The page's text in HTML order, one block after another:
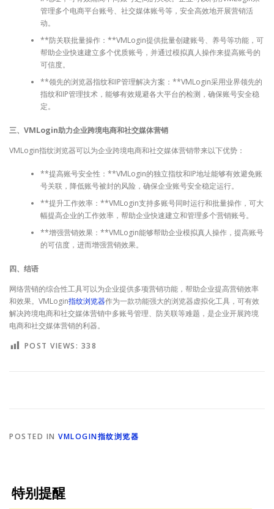
管理多个电商平台账号、社交媒体账号等，安全高效地开展营销活
动。
**防关联批量操作：**VMLogin提供批量创建账号、养号等功能，可
帮助企业快速建立多个优质账号，并通过模拟真人操作来提高账号的
可信度。
**领先的浏览器指纹和IP管理解决方案：**VMLogin采用业界领先的
指纹和IP管理技术，能够有效规避各大平台的检测，确保账号安全稳
定。
三、VMLogin助力企业跨境电商和社交媒体营销
VMLogin指纹浏览器可以为企业跨境电商和社交媒体营销带来以下优势：
**提高账号安全性：**VMLogin的独立指纹和IP地址能够有效避免账
号关联，降低账号被封的风险，确保企业账号安全稳定运行。
**提升工作效率：**VMLogin支持多账号同时运行和批量操作，可大
幅提高企业的工作效率，帮助企业快速建立和管理多个营销账号。
**增强营销效果：**VMLogin能够帮助企业模拟真人操作，提高账号
的可信度，进而增强营销效果。
四、结语
网络营销的综合性工具可以为企业提供多项营销功能，帮助企业提高营销效率
和效果。VMLogin指纹浏览器作为一款功能强大的浏览器虚拟化工具，可有效
解决跨境电商和社交媒体营销中多账号管理、防关联等难题，是企业开展跨境
电商和社交媒体营销的利器。
POST VIEWS: 338
POSTED IN VMLOGIN指纹浏览器
特别提醒